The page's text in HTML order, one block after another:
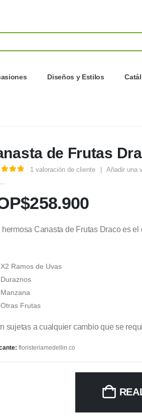
Diseños y Estilos
de Frutas
1 valoración de cliente Añadir una
258.900
hermosa Canasta de Frutas Draco es
X2 Ramos de Uvas
Duraznos
Manzana
Otras Frutas
sujetas a cualquier cambio que se
floristeriamedellin.co